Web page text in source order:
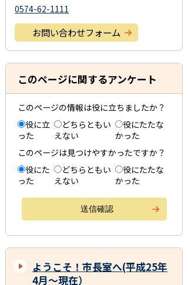
0574-62-1111
お問い合わせフォーム
このページに関するアンケート
このページの情報は役に立ちましたか？
役に立
った
どちらともい
えない
役にたたな
かった
このページは見つけやすかったですか？
役にた
った
どちらともい
えない
役にたたな
かった
ようこそ！市長室へ(平成25年
4月～現在）